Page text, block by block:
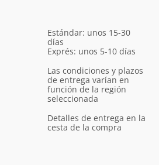
Estándar: unos 15-30
días
Exprés: unos 5-10 días
Las condiciones y plazos
de entrega varían en
función de la región
seleccionada
Detalles de entrega en la
cesta de la compra